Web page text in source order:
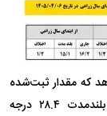
که مقدار ثبت‌شده
۲۹.۸ درجه سانتی‌گراد بوده که نسبت به میانگین بلندمدت ۲۸.۴ درجه